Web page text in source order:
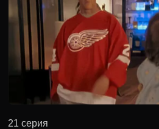
21 серия